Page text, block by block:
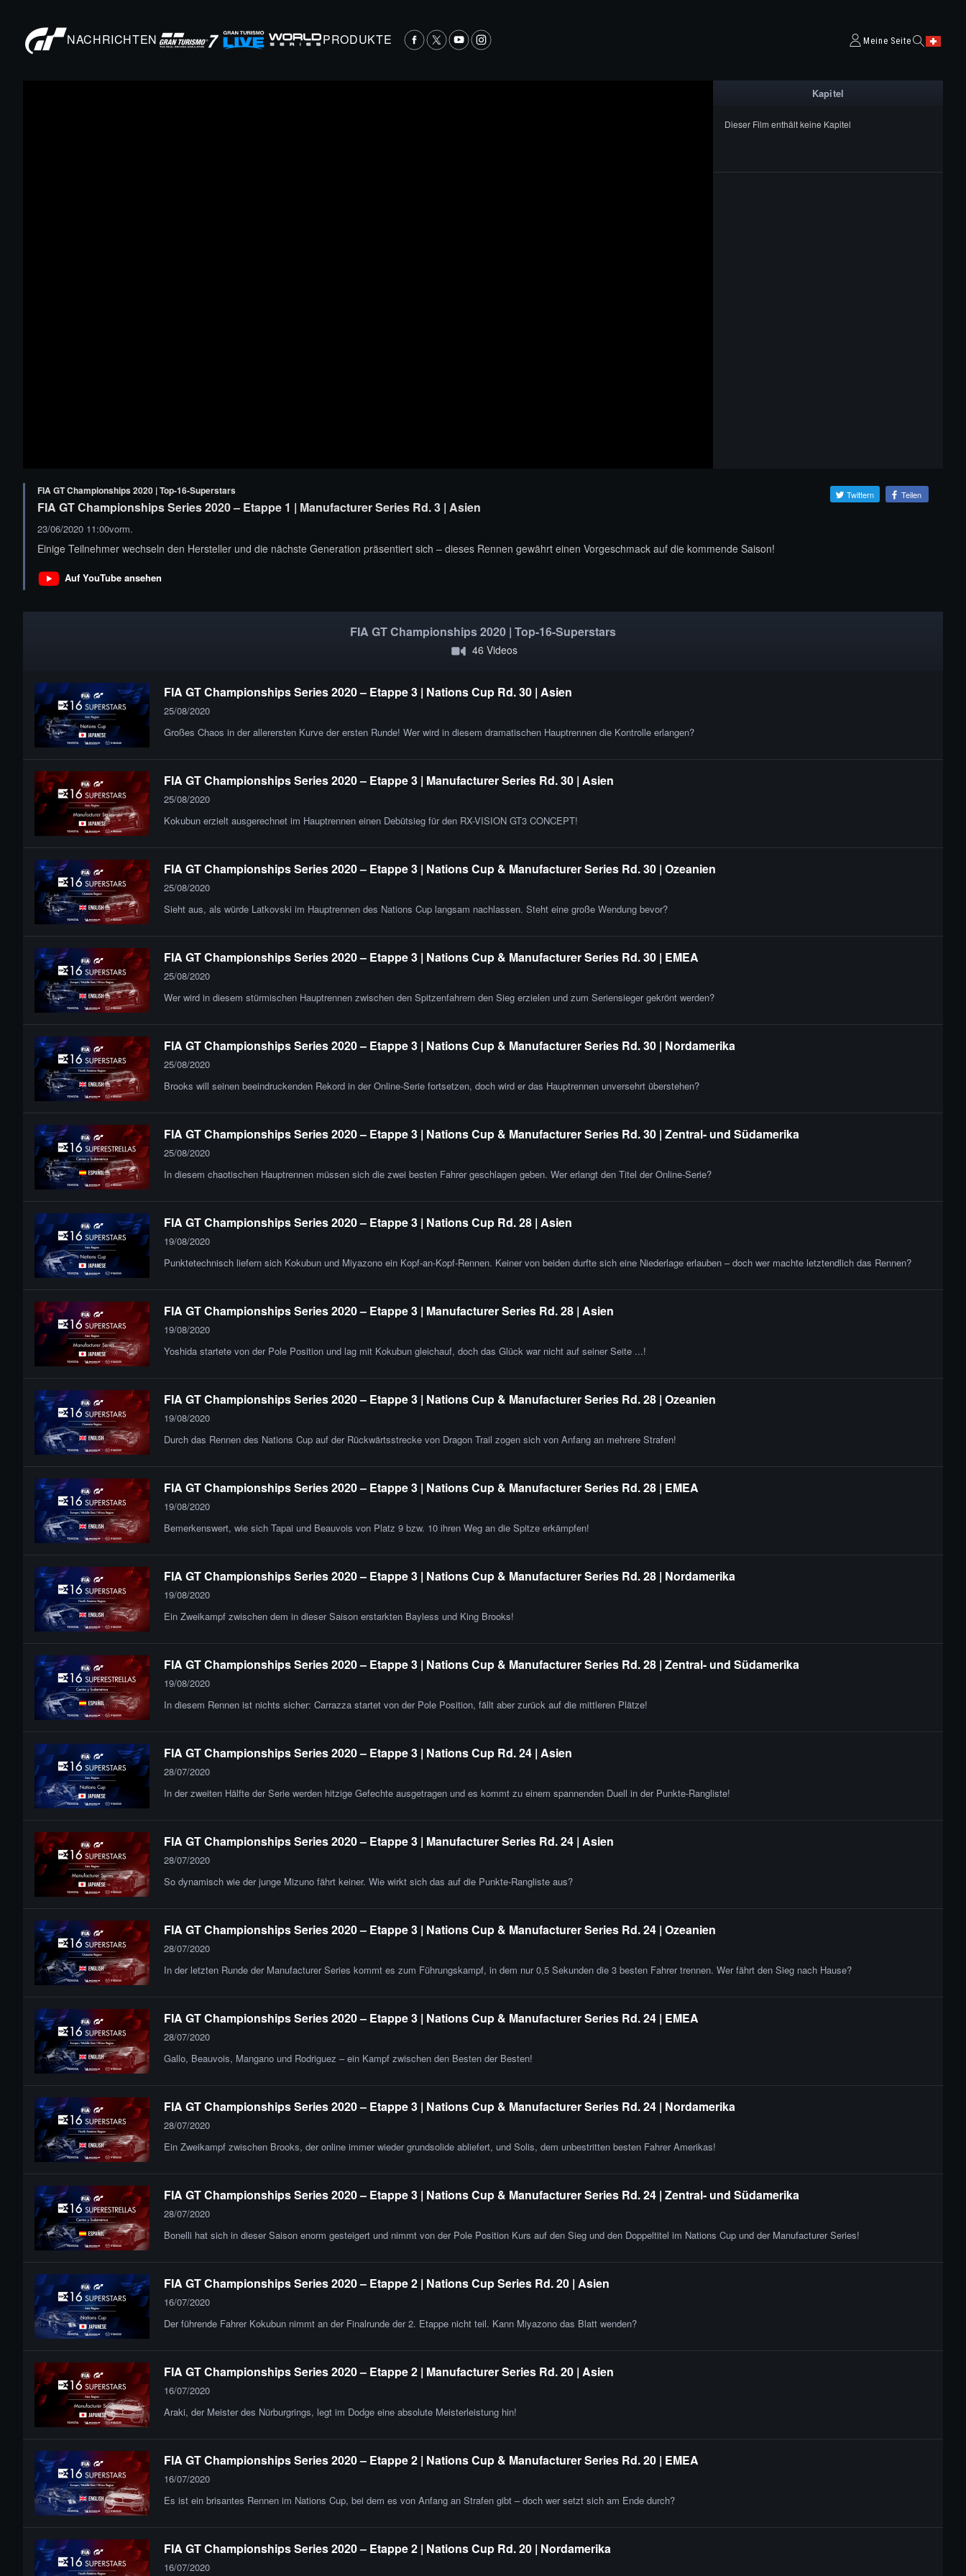
NACHRICHTEN PRODUKTE Meine Seite
Kapitel
Dieser Film enthält keine Kapitel
FIA GT Championships 2020 | Top-16-Superstars
FIA GT Championships Series 2020 – Etappe 1 | Manufacturer Series Rd. 3 | Asien
23/06/2020 11:00vorm.
Einige Teilnehmer wechseln den Hersteller und die nächste Generation präsentiert sich – dieses Rennen gewährt einen Vorgeschmack auf die kommende Saison!
Auf YouTube ansehen
Twittern Teilen
FIA GT Championships 2020 | Top-16-Superstars
46 Videos
FIA GT Championships Series 2020 – Etappe 3 | Nations Cup Rd. 30 | Asien
25/08/2020
Großes Chaos in der allerersten Kurve der ersten Runde! Wer wird in diesem dramatischen Hauptrennen die Kontrolle erlangen?
FIA GT Championships Series 2020 – Etappe 3 | Manufacturer Series Rd. 30 | Asien
25/08/2020
Kokubun erzielt ausgerechnet im Hauptrennen einen Debütsieg für den RX-VISION GT3 CONCEPT!
FIA GT Championships Series 2020 – Etappe 3 | Nations Cup & Manufacturer Series Rd. 30 | Ozeanien
25/08/2020
Sieht aus, als würde Latkovski im Hauptrennen des Nations Cup langsam nachlassen. Steht eine große Wendung bevor?
FIA GT Championships Series 2020 – Etappe 3 | Nations Cup & Manufacturer Series Rd. 30 | EMEA
25/08/2020
Wer wird in diesem stürmischen Hauptrennen zwischen den Spitzenfahrern den Sieg erzielen und zum Seriensieger gekrönt werden?
FIA GT Championships Series 2020 – Etappe 3 | Nations Cup & Manufacturer Series Rd. 30 | Nordamerika
25/08/2020
Brooks will seinen beeindruckenden Rekord in der Online-Serie fortsetzen, doch wird er das Hauptrennen unversehrt überstehen?
FIA GT Championships Series 2020 – Etappe 3 | Nations Cup & Manufacturer Series Rd. 30 | Zentral- und Südamerika
25/08/2020
In diesem chaotischen Hauptrennen müssen sich die zwei besten Fahrer geschlagen geben. Wer erlangt den Titel der Online-Serie?
FIA GT Championships Series 2020 – Etappe 3 | Nations Cup Rd. 28 | Asien
19/08/2020
Punktetechnisch liefern sich Kokubun und Miyazono ein Kopf-an-Kopf-Rennen. Keiner von beiden durfte sich eine Niederlage erlauben – doch wer machte letztendlich das Rennen?
FIA GT Championships Series 2020 – Etappe 3 | Manufacturer Series Rd. 28 | Asien
19/08/2020
Yoshida startete von der Pole Position und lag mit Kokubun gleichauf, doch das Glück war nicht auf seiner Seite ...!
FIA GT Championships Series 2020 – Etappe 3 | Nations Cup & Manufacturer Series Rd. 28 | Ozeanien
19/08/2020
Durch das Rennen des Nations Cup auf der Rückwärtsstrecke von Dragon Trail zogen sich von Anfang an mehrere Strafen!
FIA GT Championships Series 2020 – Etappe 3 | Nations Cup & Manufacturer Series Rd. 28 | EMEA
19/08/2020
Bemerkenswert, wie sich Tapai und Beauvois von Platz 9 bzw. 10 ihren Weg an die Spitze erkämpfen!
FIA GT Championships Series 2020 – Etappe 3 | Nations Cup & Manufacturer Series Rd. 28 | Nordamerika
19/08/2020
Ein Zweikampf zwischen dem in dieser Saison erstarkten Bayless und King Brooks!
FIA GT Championships Series 2020 – Etappe 3 | Nations Cup & Manufacturer Series Rd. 28 | Zentral- und Südamerika
19/08/2020
In diesem Rennen ist nichts sicher: Carrazza startet von der Pole Position, fällt aber zurück auf die mittleren Plätze!
FIA GT Championships Series 2020 – Etappe 3 | Nations Cup Rd. 24 | Asien
28/07/2020
In der zweiten Hälfte der Serie werden hitzige Gefechte ausgetragen und es kommt zu einem spannenden Duell in der Punkte-Rangliste!
FIA GT Championships Series 2020 – Etappe 3 | Manufacturer Series Rd. 24 | Asien
28/07/2020
So dynamisch wie der junge Mizuno fährt keiner. Wie wirkt sich das auf die Punkte-Rangliste aus?
FIA GT Championships Series 2020 – Etappe 3 | Nations Cup & Manufacturer Series Rd. 24 | Ozeanien
28/07/2020
In der letzten Runde der Manufacturer Series kommt es zum Führungskampf, in dem nur 0,5 Sekunden die 3 besten Fahrer trennen. Wer fährt den Sieg nach Hause?
FIA GT Championships Series 2020 – Etappe 3 | Nations Cup & Manufacturer Series Rd. 24 | EMEA
28/07/2020
Gallo, Beauvois, Mangano und Rodriguez – ein Kampf zwischen den Besten der Besten!
FIA GT Championships Series 2020 – Etappe 3 | Nations Cup & Manufacturer Series Rd. 24 | Nordamerika
28/07/2020
Ein Zweikampf zwischen Brooks, der online immer wieder grundsolide abliefert, und Solis, dem unbestritten besten Fahrer Amerikas!
FIA GT Championships Series 2020 – Etappe 3 | Nations Cup & Manufacturer Series Rd. 24 | Zentral- und Südamerika
28/07/2020
Bonelli hat sich in dieser Saison enorm gesteigert und nimmt von der Pole Position Kurs auf den Sieg und den Doppeltitel im Nations Cup und der Manufacturer Series!
FIA GT Championships Series 2020 – Etappe 2 | Nations Cup Series Rd. 20 | Asien
16/07/2020
Der führende Fahrer Kokubun nimmt an der Finalrunde der 2. Etappe nicht teil. Kann Miyazono das Blatt wenden?
FIA GT Championships Series 2020 – Etappe 2 | Manufacturer Series Rd. 20 | Asien
16/07/2020
Araki, der Meister des Nürburgrings, legt im Dodge eine absolute Meisterleistung hin!
FIA GT Championships Series 2020 – Etappe 2 | Nations Cup & Manufacturer Series Rd. 20 | EMEA
16/07/2020
Es ist ein brisantes Rennen im Nations Cup, bei dem es von Anfang an Strafen gibt – doch wer setzt sich am Ende durch?
FIA GT Championships Series 2020 – Etappe 2 | Nations Cup Rd. 20 | Nordamerika
16/07/2020